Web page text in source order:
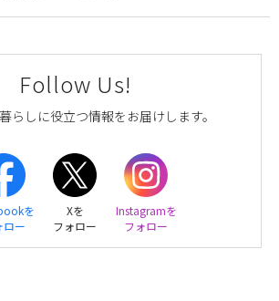
Follow Us!
らしに役立つ情報をお届けします。
を
ロー
Xを
フォロー
Instagramを
フォロー